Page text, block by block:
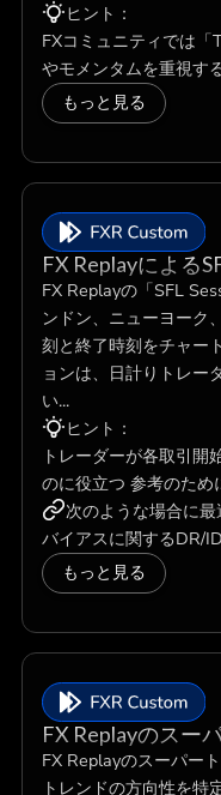
ヒント：
FXコミュニティでは
やモメンタムを重視す
もっと見る
FX Replayによる
FX Replayの「SFL
ンドン、ニューヨーク
刻と終了時刻をチャー
ョンは、日計りトレー
い...
ヒント：
トレーダーが各取引開
のに役立つ 参考のため
次のような場合に最
バイアスに関するDR/
もっと見る
FX Replayのスー
FX Replayのスーパー
トレンドの方向性を特